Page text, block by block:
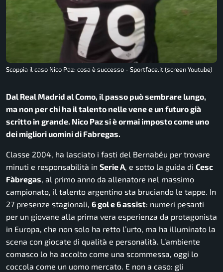
Scoppia il caso Nico Paz: cosa è successo - Sportface.it (screen Youtube)
Dal Real Madrid al Como, il passo può sembrare lungo,
ma non per chi ha il talento nelle vene e un futuro già
scritto in grande. Nico Paz si è ormai imposto come uno
dei migliori uomini di Fabregas.
Classe 2004, ha lasciato i fasti del Bernabéu per trovare
minuti e responsabilità in Serie A, e sotto la guida di Cesc
Fàbregas, al primo anno da allenatore nel massimo
campionato, il talento argentino sta bruciando le tappe. In
27 presenze stagionali, 6 gol e 6 assist: numeri pesanti
per un giovane alla prima vera esperienza da protagonista
in Europa, che non solo ha retto l’urto, ma ha illuminato la
scena con giocate di qualità e personalità. L’ambiente
comasco lo ha accolto come una scommessa, oggi lo
coccola come un uomo mercato. E non a caso: gli